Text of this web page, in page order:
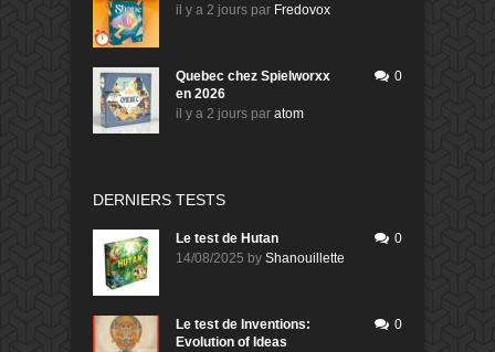
il y a 2 jours par Fredovox
Quebec chez Spielworxx
en 2026
il y a 2 jours par atom
0
DERNIERS TESTS
Le test de Hutan
14/08/2025 by Shanouillette
0
Le test de Inventions:
Evolution of Ideas
0